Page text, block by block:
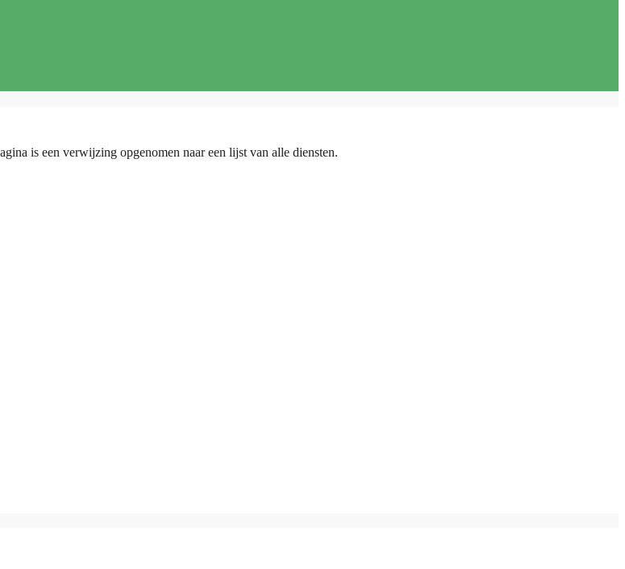
is een verwijzing opgenomen naar een lijst van alle diensten.